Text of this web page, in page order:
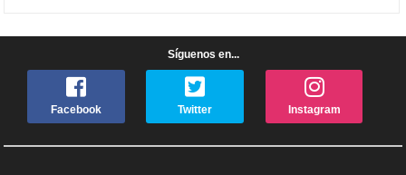
Síguenos en...
Facebook Twitter Instagram